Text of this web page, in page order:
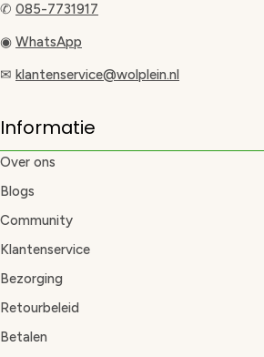
✆ 085-7731917
◉ WhatsApp
✉ klantenservice@wolplein.nl
Informatie
Over ons
Blogs
Community
Klantenservice
Bezorging
Retourbeleid
Betalen